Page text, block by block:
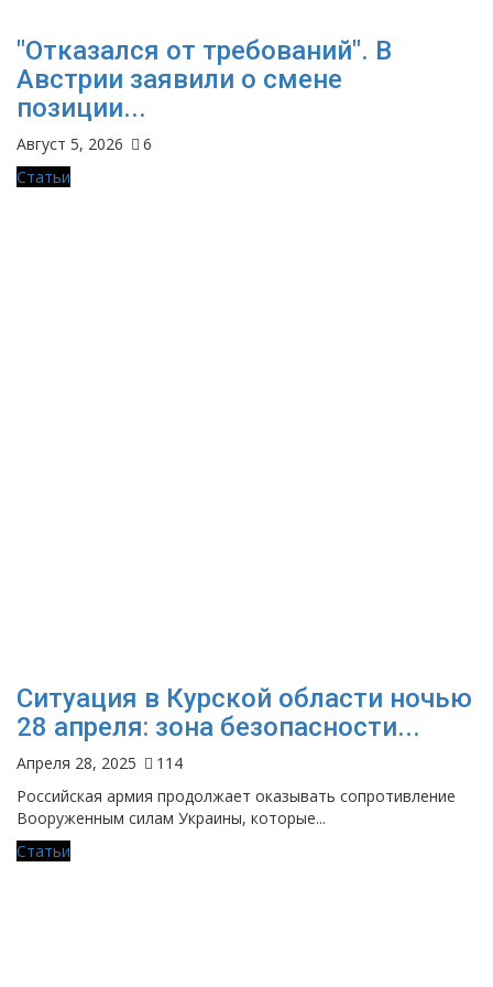
"Отказался от требований". В
Австрии заявили о смене
позиции...
Август 5, 2026
6
Статьи
Ситуация в Курской области ночью
28 апреля: зона безопасности...
Апреля 28, 2025
114
Российская армия продолжает оказывать сопротивление
Вооруженным силам Украины, которые...
Статьи